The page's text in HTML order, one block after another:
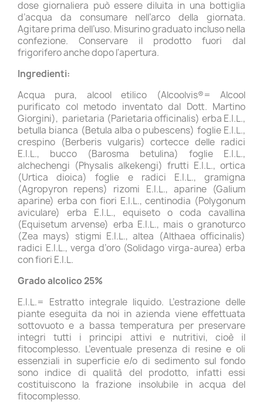
dose giornaliera può essere diluita in una bottiglia
d’acqua da consumare nell’arco della giornata.
Agitare prima dell’uso. Misurino graduato incluso nella
confezione. Conservare il prodotto fuori dal
frigorifero anche dopo l'apertura.
Ingredienti:
Acqua pura, alcool etilico (Alcoolvis®= Alcool
purificato col metodo inventato dal Dott. Martino
Giorgini), parietaria (Parietaria officinalis) erba E.I.L.,
betulla bianca (Betula alba o pubescens) foglie E.I.L.,
crespino (Berberis vulgaris) cortecce delle radici
E.I.L., bucco (Barosma betulina) foglie E.I.L.,
alchechengi (Physalis alkekengi) frutti E.I.L., ortica
(Urtica dioica) foglie e radici E.I.L., gramigna
(Agropyron repens) rizomi E.I.L., aparine (Galium
aparine) erba con fiori E.I.L., centinodia (Polygonum
aviculare) erba E.I.L., equiseto o coda cavallina
(Equisetum arvense) erba E.I.L., mais o granoturco
(Zea mays) stigmi E.I.L., altea (Althaea officinalis)
radici E.I.L., verga d’oro (Solidago virga-aurea) erba
con fiori E.I.L.
Grado alcolico 25%
E.I.L.= Estratto integrale liquido. L’estrazione delle
piante eseguita da noi in azienda viene effettuata
sottovuoto e a bassa temperatura per preservare
integri tutti i principi attivi e nutritivi, cioè il
fitocomplesso. L’eventuale presenza di resine e oli
essenziali in superficie e/o di sedimento sul fondo
sono indice di qualità del prodotto, infatti essi
costituiscono la frazione insolubile in acqua del
fitocomplesso.